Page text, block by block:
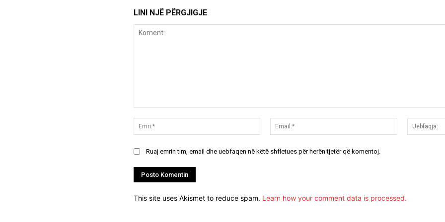
LINI NJË PËRGJIGJE
Emri:*
Email:*
Ruaj emrin tim, email dhe uebfaqen në këtë shfletues për herën tjetër që komentoj.
This site uses Akismet to reduce spam. Learn how your comment data is processed.